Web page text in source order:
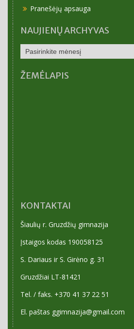
Pranešėjų apsauga
NAUJIENŲ ARCHYVAS
NAUJIENŲ
ARCHYVAS
ŽEMĖLAPIS
KONTAKTAI
Šiaulių r. Gruzdžių gimnazija
Įstaigos kodas 190058125
S. Dariaus ir S. Girėno g. 31
Gruzdžiai LT-81421
Tel. / faks. +370 41 37 22 51
El. paštas ggimnazija@gmail.com